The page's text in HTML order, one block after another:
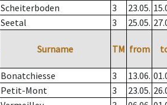
Scheiterboden 3 23.05.
Seetal 3 25.05.
Surname TM from
Bonatchiesse 3 13.06.
Petit-Mont 3 23.05.